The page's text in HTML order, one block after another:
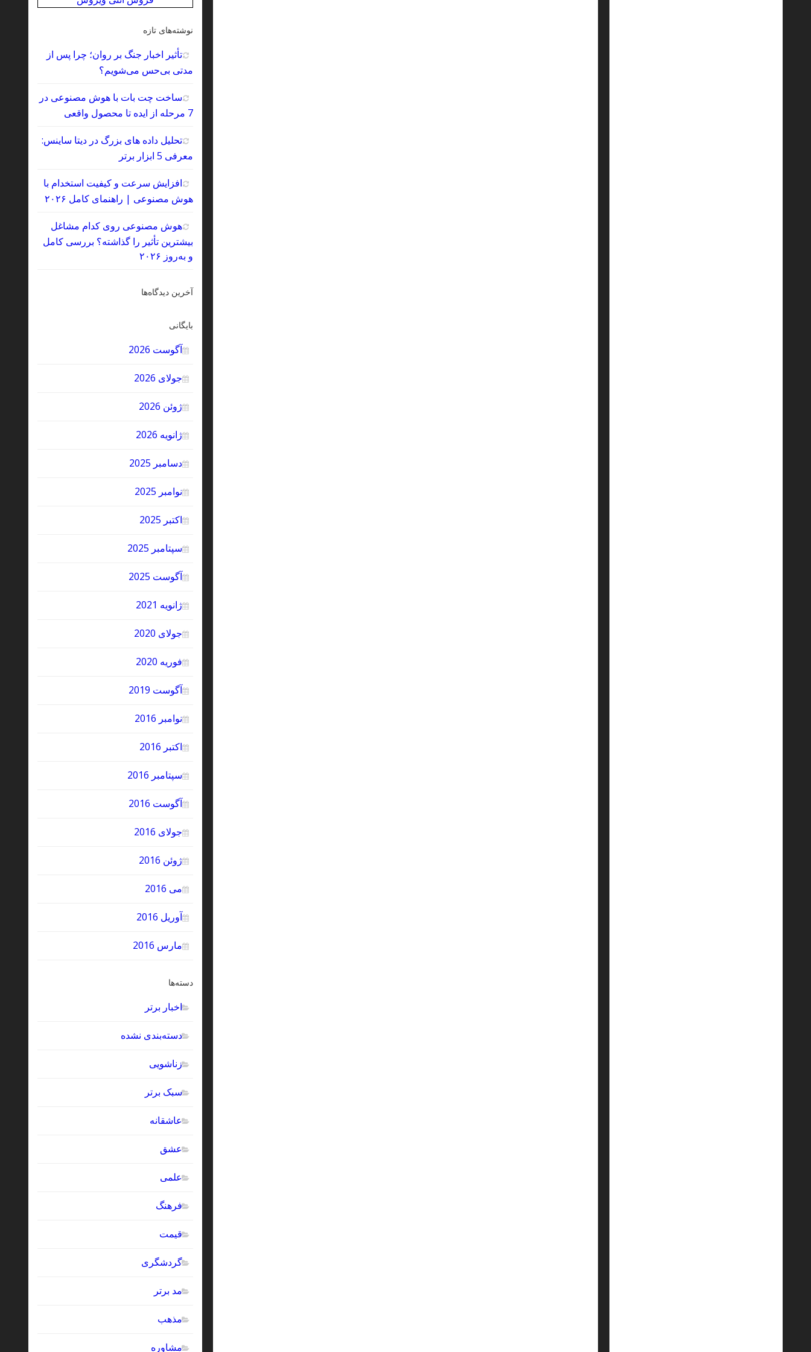
نوشته‌های تازه
تأثیر اخبار جنگ بر روان؛ چرا پس از
مدتی بی‌حس می‌شویم؟
ساخت چت‌ بات با هوش مصنوعی در
7 مرحله از ایده تا محصول واقعی
تحلیل داده‌ های بزرگ در دیتا ساینس:
معرفی 5 ابزار برتر
افزایش سرعت و کیفیت استخدام با
هوش مصنوعی | راهنمای کامل ۲۰۲۶
هوش مصنوعی روی کدام مشاغل
بیشترین تأثیر را گذاشته؟ بررسی کامل
و به‌روز ۲۰۲۶
آخرین دیدگاه‌ها
بایگانی
آگوست 2026
جولای 2026
ژوئن 2026
ژانویه 2026
دسامبر 2025
نوامبر 2025
اکتبر 2025
سپتامبر 2025
آگوست 2025
ژانویه 2021
جولای 2020
فوریه 2020
آگوست 2019
نوامبر 2016
اکتبر 2016
سپتامبر 2016
آگوست 2016
جولای 2016
ژوئن 2016
می 2016
آوریل 2016
مارس 2016
دسته‌ها
اخبار برتر
دسته‌بندی نشده
زناشویی
سبک برتر
عاشقانه
عشق
علمی
فرهنگ
قیمت
گردشگری
مد برتر
مذهب
مشاوره